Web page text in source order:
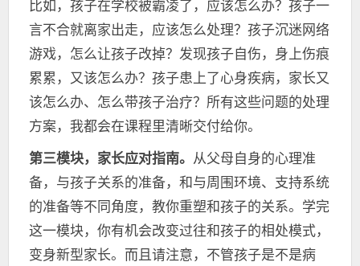
比如，孩子在学校被霸凌了，应该怎么办？孩子一
言不合就离家出走，应该怎么处理？孩子沉迷网络
游戏，怎么让孩子改掉？发现孩子自伤，身上伤痕
累累，又该怎么办？孩子患上了心身疾病，家长又
该怎么办、怎么带孩子治疗？所有这些问题的处理
方案，我都会在课程里清晰交付给你。
第三模块，家长应对指南。 从父母自身的心理准
备，与孩子关系的准备，和与周围环境、支持系统
的准备等不同角度，教你重塑和孩子的关系。学完
这一模块，你有机会改变过往和孩子的相处模式，
变身新型家长。而且请注意，不管孩子是不是病